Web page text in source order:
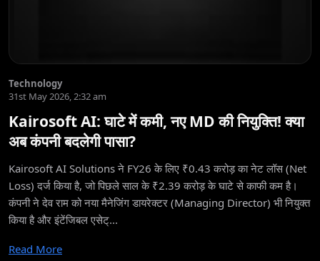
Technology
31st May 2026, 2:32 am
Kairosoft AI: घाटे में कमी, नए MD की नियुक्ति! क्या
अब कंपनी बदलेगी पासा?
Kairosoft AI Solutions ने FY26 के लिए ₹0.43 करोड़ का नेट लॉस (Net
Loss) दर्ज किया है, जो पिछले साल के ₹2.39 करोड़ के घाटे से काफी कम है।
कंपनी ने देव राम को नया मैनेजिंग डायरेक्टर (Managing Director) भी नियुक्त
किया है और इंटेंजिबल एसेट्...
Read More